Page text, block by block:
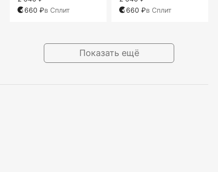
660 ₽в Сплит
660 ₽в Сплит
Показать ещё